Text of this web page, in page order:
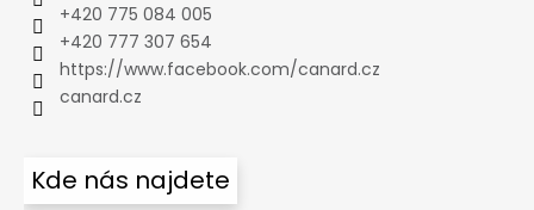
+420 775 084 005
+420 777 307 654
https://www.facebook.com/canard.cz
canard.cz
Kde nás najdete